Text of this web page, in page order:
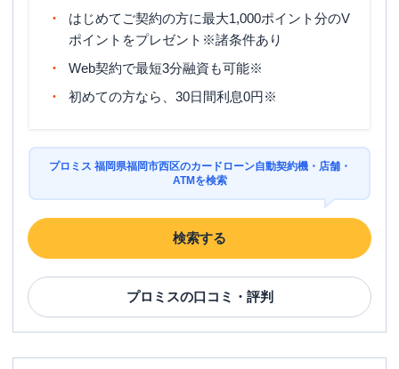
はじめてご契約の方に最大1,000ポイント分のV
ポイントをプレゼント※諸条件あり
Web契約で最短3分融資も可能※
初めての方なら、30日間利息0円※
プロミス 福岡県福岡市西区のカードローン自動契約機・店舗・
ATMを検索
検索する
プロミスの口コミ・評判